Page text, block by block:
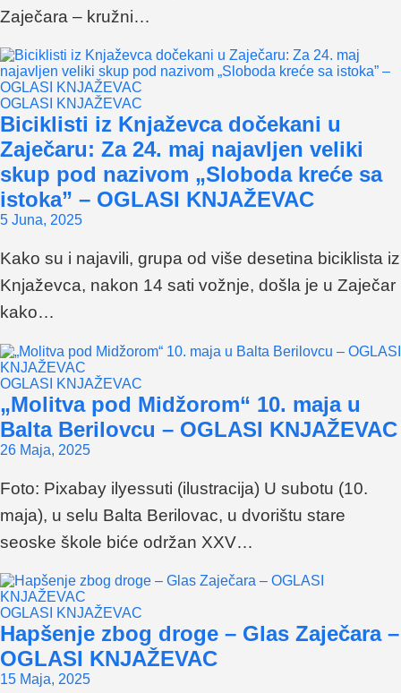
Zaječara – kružni…
OGLASI KNJAŽEVAC
Biciklisti iz Knjaževca dočekani u
Zaječaru: Za 24. maj najavljen veliki
skup pod nazivom „Sloboda kreće sa
istoka” – OGLASI KNJAŽEVAC
5 Juna, 2025
Kako su i najavili, grupa od više desetina biciklista iz
Knjaževca, nakon 14 sati vožnje, došla je u Zaječar
kako…
OGLASI KNJAŽEVAC
„Molitva pod Midžorom“ 10. maja u
Balta Berilovcu – OGLASI KNJAŽEVAC
26 Maja, 2025
Foto: Pixabay ilyessuti (ilustracija) U subotu (10.
maja), u selu Balta Berilovac, u dvorištu stare
seoske škole biće održan XXV…
OGLASI KNJAŽEVAC
Hapšenje zbog droge – Glas Zaječara –
OGLASI KNJAŽEVAC
15 Maja, 2025